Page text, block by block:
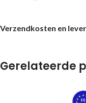
Verzendkosten en
Gerelateerde